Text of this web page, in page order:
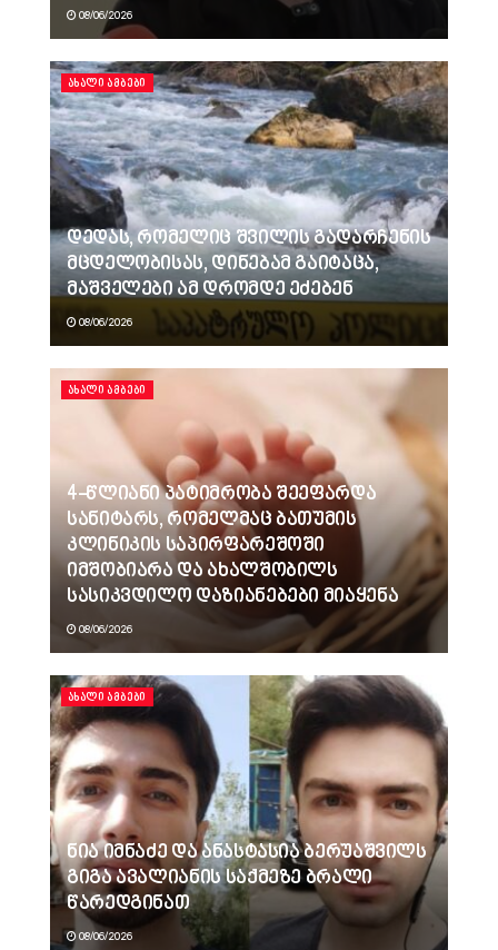
08/06/2026
ᲐᲮᲐᲚᲘ ᲐᲛᲑᲔᲑᲘ
დედას, რომელიც შვილის გადარჩენის
მცდელობისას, დინებამ გაიტაცა,
მაშველები ამ დრომდე ეძებენ
08/06/2026
ᲐᲮᲐᲚᲘ ᲐᲛᲑᲔᲑᲘ
4-წლიანი პატიმრობა შეეფარდა
სანიტარს, რომელმაც ბათუმის
კლინიკის საპირფარეშოში
იმშობიარა და ახალშობილს
სასიკვდილო დაზიანებები მიაყენა
08/06/2026
ᲐᲮᲐᲚᲘ ᲐᲛᲑᲔᲑᲘ
ნია იმნაძე და ანასტასია ბერუაშვილს
გიგა ავალიანის საქმეზე ბრალი
წარედგინათ
08/06/2026